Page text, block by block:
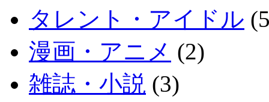
タレント・アイドル
漫画・アニメ (2)
雑誌・小説 (3)